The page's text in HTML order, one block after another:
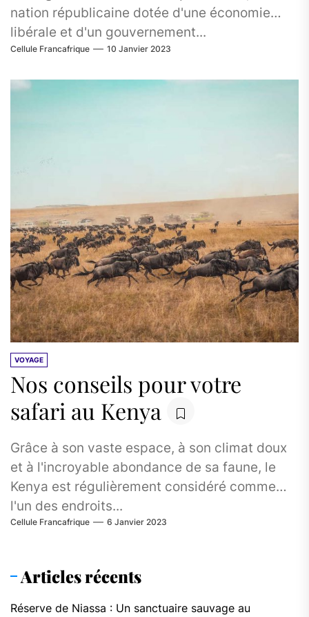
nation républicaine dotée d'une économie
libérale et d'un gouvernement...
Cellule Francafrique 10 Janvier 2023
VOYAGE
Nos conseils pour votre
safari au Kenya
Grâce à son vaste espace, à son climat doux
et à l'incroyable abondance de sa faune, le
Kenya est régulièrement considéré comme
l'un des endroits...
Cellule Francafrique 6 Janvier 2023
Articles récents
Réserve de Niassa : Un sanctuaire sauvage au